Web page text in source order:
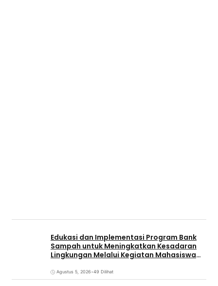
Edukasi dan Implementasi Program Bank
Sampah untuk Meningkatkan Kesadaran
Lingkungan Melalui Kegiatan Mahasiswa
Agustus 5, 2026•49 Dilihat